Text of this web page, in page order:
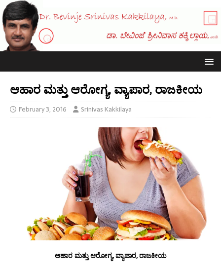
ಆಹಾರ ಮತ್ತು ಆರೋಗ್ಯ, ವ್ಯಾಪಾರ, ರಾಜಕೀಯ
February 3, 2016 Srinivas Kakkilaya
ಆಹಾರ ಮತ್ತುಆರೋಗ್ಯ,ವ್ಯಾಪಾರ,ರಾಜಕೀಯ